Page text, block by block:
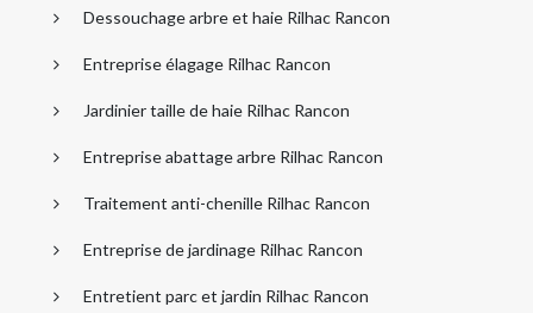
Dessouchage arbre et haie Rilhac Rancon
Entreprise élagage Rilhac Rancon
Jardinier taille de haie Rilhac Rancon
Entreprise abattage arbre Rilhac Rancon
Traitement anti-chenille Rilhac Rancon
Entreprise de jardinage Rilhac Rancon
Entretient parc et jardin Rilhac Rancon